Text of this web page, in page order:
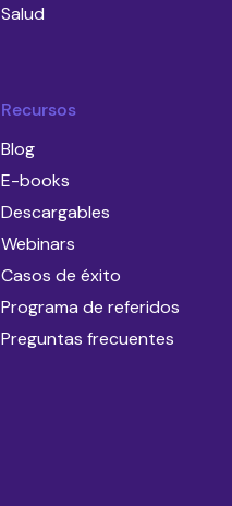
Salud
Recursos
Blog
E-books
Descargables
Webinars
Casos de éxito
Programa de referidos
Preguntas frecuentes